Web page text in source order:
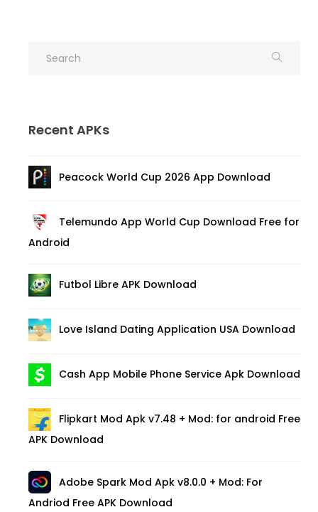
Recent APKs
Peacock World Cup 2026 App Download
Telemundo App World Cup Download Free for
Android
Futbol Libre APK Download
Love Island Dating Application USA Download
Cash App Mobile Phone Service Apk Download
Flipkart Mod Apk v7.48 + Mod: for android Free
APK Download
Adobe Spark Mod Apk v8.0.0 + Mod: For
Andriod Free APK Download